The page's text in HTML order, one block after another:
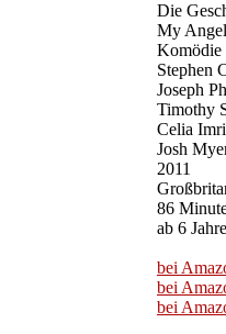
Die
My Angel
Komödie
Stephen
Joseph
Timothy
Celia
Josh
2011
86
ab 6
bei
bei
bei